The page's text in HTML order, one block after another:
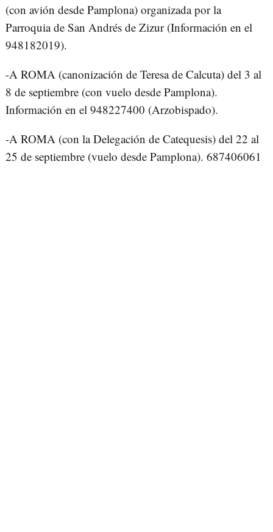
(con avión desde Pamplona) organizada por la
Parroquia de San Andrés de Zizur (Información en el
948182019).
-A ROMA (canonización de Teresa de Calcuta) del 3 al
8 de septiembre (con vuelo desde Pamplona).
Información en el 948227400 (Arzobispado).
-A ROMA (con la Delegación de Catequesis) del 22 al
25 de septiembre (vuelo desde Pamplona). 687406061